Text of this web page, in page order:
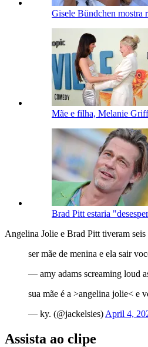
Gisele Bündchen mostra
Mãe e filha, Melanie
Brad Pitt estaria
Angelina Jolie e Brad Pitt tiveram
ser mãe de menina e ela sair
— amy adams screaming loud
sua mãe é a >angelina jolie< e
— ky. (@jackelsies) April 4,
Assista ao clipe